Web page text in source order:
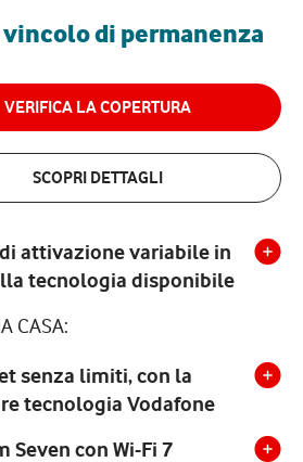
vincolo di permanenza
VERIFICA LA COPERTURA
SCOPRI DETTAGLI
attivazione variabile in
tecnologia disponibile
CASA:
senza limiti, con la
tecnologia Vodafone
Seven con Wi-Fi 7